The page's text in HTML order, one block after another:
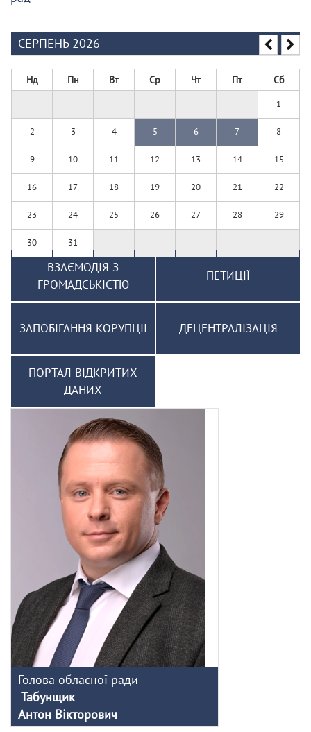
СЕРПЕНЬ 2026
Нд Пн Вт Ср Чт Пт Сб
1
2 3 4 5 6 7 8
9 10 11 12 13 14 15
16 17 18 19 20 21 22
23 24 25 26 27 28 29
30 31
ВЗАЄМОДІЯ З
ГРОМАДСЬКІСТЮ
ПЕТИЦІЇ
ЗАПОБІГАННЯ КОРУПЦІЇ ДЕЦЕНТРАЛІЗАЦІЯ
ПОРТАЛ ВІДКРИТИХ
ДАНИХ
Голова обласної ради
Табунщик
Антон Вікторович